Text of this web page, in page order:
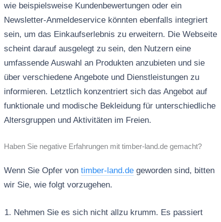
wie beispielsweise Kundenbewertungen oder ein
Newsletter-Anmeldeservice könnten ebenfalls integriert
sein, um das Einkaufserlebnis zu erweitern. Die Webseite
scheint darauf ausgelegt zu sein, den Nutzern eine
umfassende Auswahl an Produkten anzubieten und sie
über verschiedene Angebote und Dienstleistungen zu
informieren. Letztlich konzentriert sich das Angebot auf
funktionale und modische Bekleidung für unterschiedliche
Altersgruppen und Aktivitäten im Freien.
Haben Sie negative Erfahrungen mit timber-land.de gemacht?
Wenn Sie Opfer von timber-land.degeworden sind, bitten
wir Sie, wie folgt vorzugehen.
Nehmen Sie es sich nicht allzu krumm. Es passiert